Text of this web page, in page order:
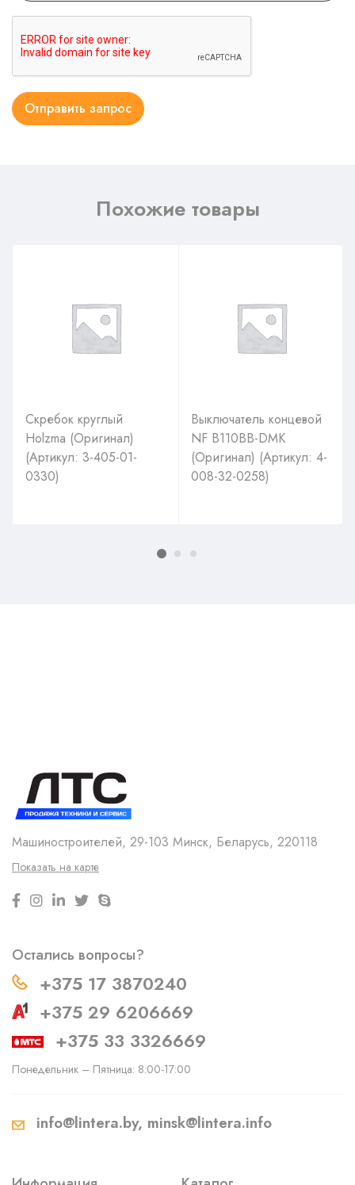
Похожие товары
Скребок круглый
Holzma (Оригинал)
(Артикул: 3-405-01-
0330)
Выключатель концевой
NF B110BB-DMK
(Оригинал) (Артикул: 4-
008-32-0258)
Машиностроителей, 29-103 Минск, Беларусь, 220118
Показать на карте
Остались вопросы?
+375 17 3870240
+375 29 6206669
+375 33 3326669
Понедельник – Пятница: 8:00-17:00
info@lintera.by, minsk@lintera.info